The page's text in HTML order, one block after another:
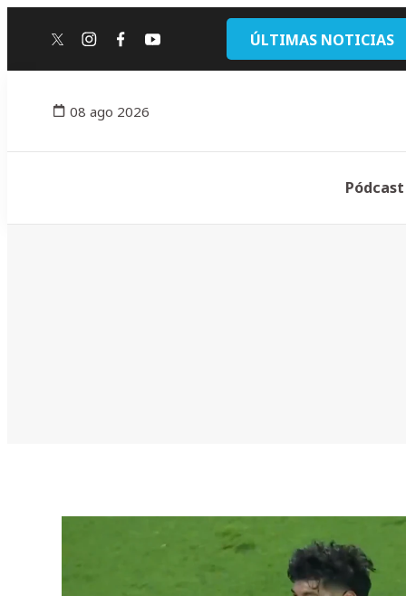
twitterinstagram
facebook
youtube ÚLTIMAS NOTICIAS
08 ago 2026
Pódcast